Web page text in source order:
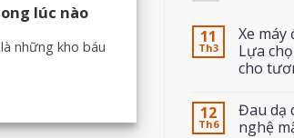
lúc nào
những kho báu
11
Th3
Xe máy
Lựa
cho
12
Th6
Đau dạ
nghệ